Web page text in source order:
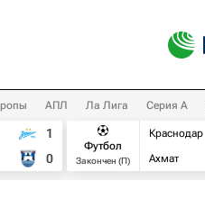
АПЛ Ла Лига Серия А
1
0
Футбол
Закончен (П)
Краснодар
Ахмат